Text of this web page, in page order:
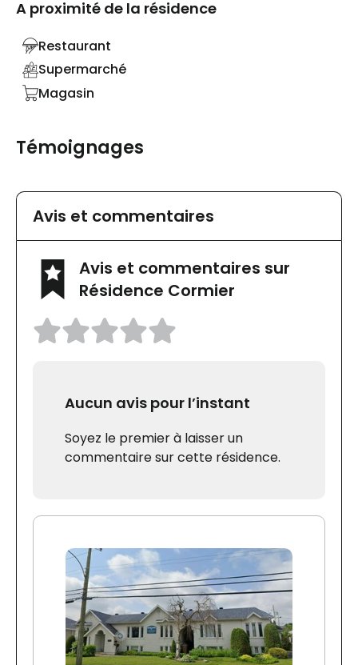
A proximité de la résidence
Restaurant
Supermarché
Magasin
Témoignages
Avis et commentaires
Avis et commentaires sur
Résidence Cormier
Aucun avis pour l’instant
Soyez le premier à laisser un
commentaire sur cette résidence.